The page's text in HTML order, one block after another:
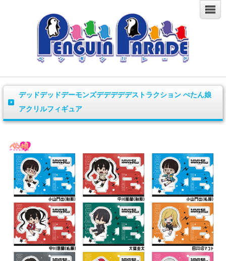
デッドデッドデーモンズデデデデデストラクション ぺたん娘
アクリルフィギュア